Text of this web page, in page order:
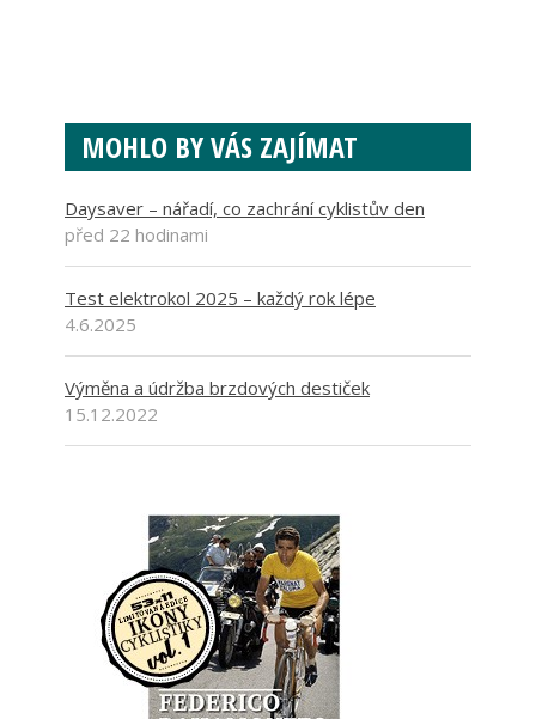
MOHLO BY VÁS ZAJÍMAT
Daysaver – nářadí, co zachrání cyklistův den
před 22 hodinami
Test elektrokol 2025 – každý rok lépe
4.6.2025
Výměna a údržba brzdových destiček
15.12.2022